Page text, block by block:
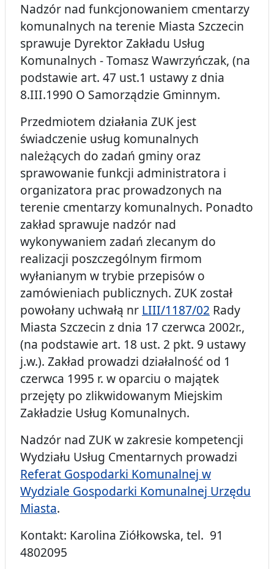
Nadzór nad funkcjonowaniem cmentarzy
komunalnych na terenie Miasta Szczecin
sprawuje Dyrektor Zakładu Usług
Komunalnych - Tomasz Wawrzyńczak, (na
podstawie art. 47 ust.1 ustawy z dnia
8.III.1990 O Samorządzie Gminnym.
Przedmiotem działania ZUK jest
świadczenie usług komunalnych
należących do zadań gminy oraz
sprawowanie funkcji administratora i
organizatora prac prowadzonych na
terenie cmentarzy komunalnych. Ponadto
zakład sprawuje nadzór nad
wykonywaniem zadań zlecanym do
realizacji poszczególnym firmom
wyłanianym w trybie przepisów o
zamówieniach publicznych. ZUK został
powołany uchwałą nr LIII/1187/02 Rady
Miasta Szczecin z dnia 17 czerwca 2002r.,
(na podstawie art. 18 ust. 2 pkt. 9 ustawy
j.w.). Zakład prowadzi działalność od 1
czerwca 1995 r. w oparciu o majątek
przejęty po zlikwidowanym Miejskim
Zakładzie Usług Komunalnych.
Nadzór nad ZUK w zakresie kompetencji
Wydziału Usług Cmentarnych prowadzi
Referat Gospodarki Komunalnej w
Wydziale Gospodarki Komunalnej Urzędu
Miasta.
Kontakt: Karolina Ziółkowska, tel. 91
4802095